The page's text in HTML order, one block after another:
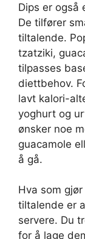
Dips er også
De tilfører
tiltalende.
tzatziki,
tilpasses
diettbehov.
lavt kalori-
yoghurt og
ønsker noe
guacamole
å gå.
Hva som
tiltalende er
servere. Du
for å lage